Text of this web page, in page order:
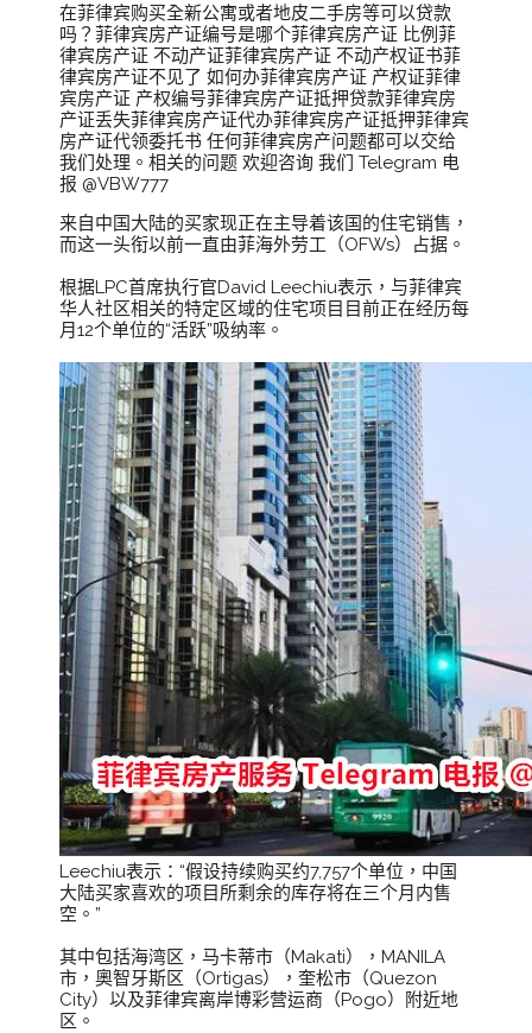
在菲律宾购买全新公寓或者地皮二手房等可以贷款
吗？菲律宾房产证编号是哪个菲律宾房产证 比例菲
律宾房产证 不动产证菲律宾房产证 不动产权证书菲
律宾房产证不见了 如何办菲律宾房产证 产权证菲律
宾房产证 产权编号菲律宾房产证抵押贷款菲律宾房
产证丢失菲律宾房产证代办菲律宾房产证抵押菲律宾
房产证代领委托书 任何菲律宾房产问题都可以交给
我们处理。相关的问题 欢迎咨询 我们 Telegram 电
报 @VBW777
来自中国大陆的买家现正在主导着该国的住宅销售，
而这一头衔以前一直由菲海外劳工（OFWs）占据。
根据LPC首席执行官David Leechiu表示，与菲律宾
华人社区相关的特定区域的住宅项目目前正在经历每
月12个单位的“活跃”吸纳率。
Leechiu表示：“假设持续购买约7,757个单位，中国
大陆买家喜欢的项目所剩余的库存将在三个月内售
空。”
其中包括海湾区，马卡蒂市（Makati），MANILA
市，奧智牙斯区（Ortigas），奎松市（Quezon
City）以及菲律宾离岸博彩营运商（Pogo）附近地
区。